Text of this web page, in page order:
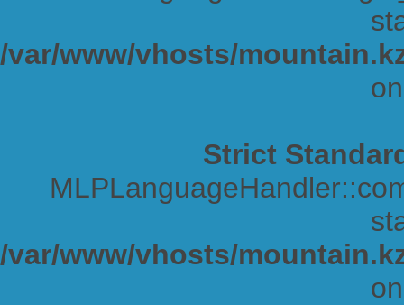
/var/www/vhosts/
Strict
/var/www/vhosts/